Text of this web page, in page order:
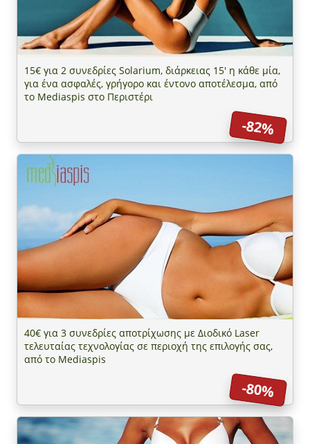
15€ για 2 συνεδρίες Solarium, διάρκειας 15' η κάθε μία,
για ένα ασφαλές, γρήγορο και έντονο αποτέλεσμα, από
το Mediaspis στο Περιστέρι
-82%
40€ για 3 συνεδρίες αποτρίχωσης με Διοδικό Laser
τελευταίας τεχνολογίας σε περιοχή της επιλογής σας,
από το Mediaspis
-80%